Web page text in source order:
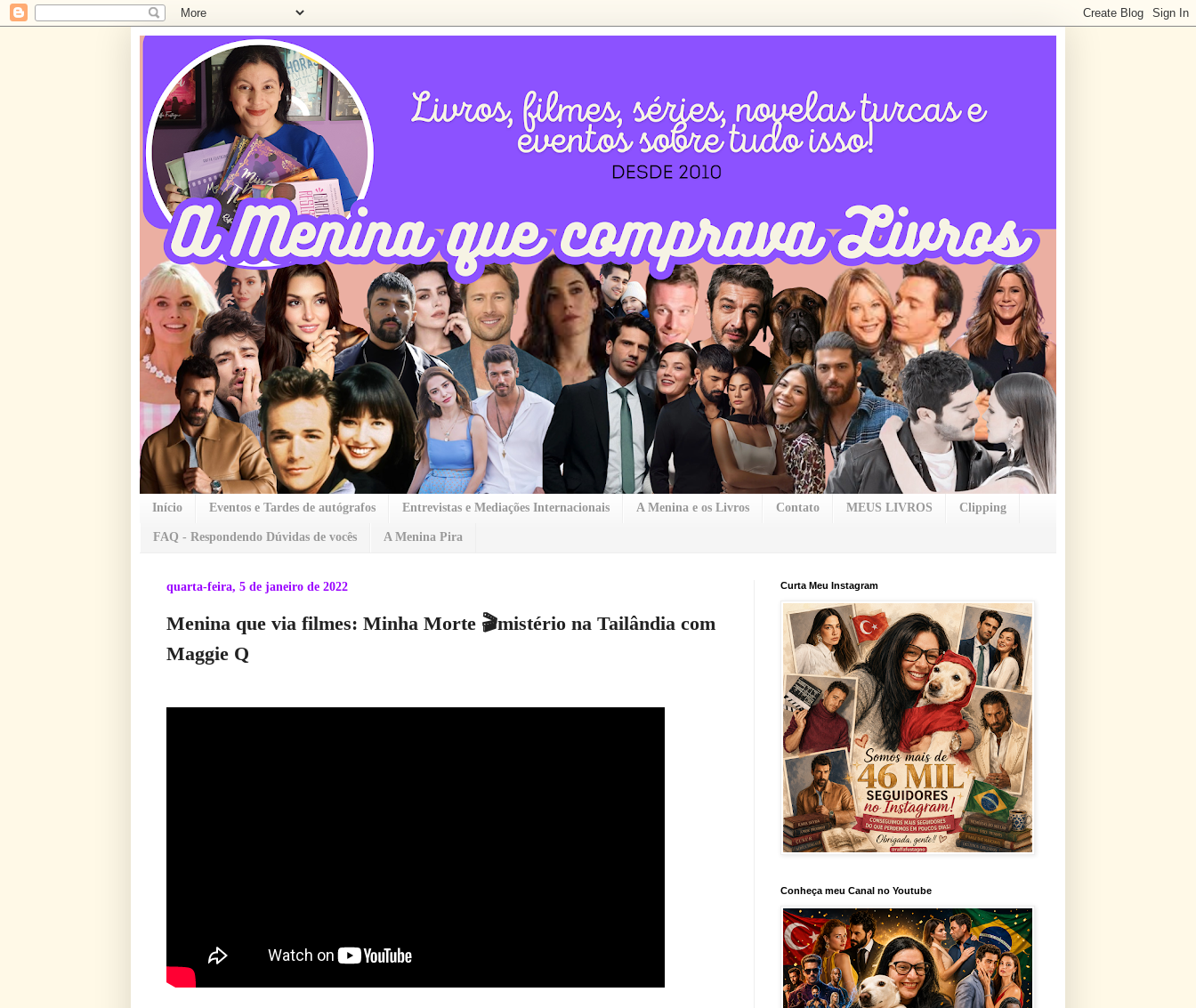
Início Eventos e Tardes de autógrafos Entrevistas e Mediações Internacionais A Menina e os Livros Contato MEUS LIVROS Clipping
FAQ - Respondendo Dúvidas de vocês A Menina Pira
quarta-feira, 5 de janeiro de 2022
Menina que via filmes: Minha Morte 🎬mistério na Tailândia com
Maggie Q
Curta Meu Instagram
Conheça meu Canal no Youtube